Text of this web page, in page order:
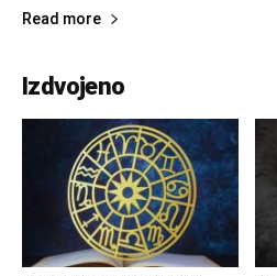
Read more
Izdvojeno